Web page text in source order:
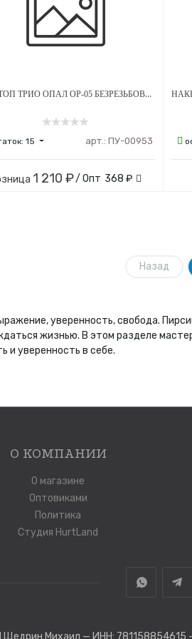
ПИН-ТОП ТРИО ОПАЛ OP-05 БЕЗРЕЗЬБОВОЙ ТИТАН
15 арт.: ПУ-00953
1 210 ₽/ Опт 368 ₽
Назад
уверенность, свобода.
жизнью. В этом разделе
и уверенность в себе.
О КОМПАНИИ
О магазине
Оптовиками
Политика
Студия HurtLand